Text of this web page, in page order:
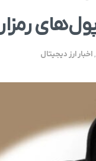
,اخبار ارز دیجیتال